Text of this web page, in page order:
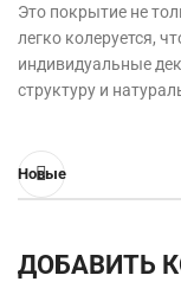
Это покрытие не
легко колеруется,
индивидуальные
структуру и
Новые
ДОБАВИТЬ